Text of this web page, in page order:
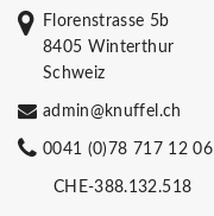
Florenstrasse 5b
8405 Winterthur
Schweiz
admin@knuffel.ch
0041 (0)78 717 12 06
CHE-388.132.518